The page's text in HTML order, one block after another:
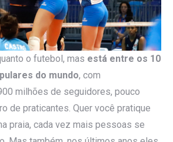
o futebol, mas está entre os 10
do mundo, com
milhões de seguidores, pouco
de praticantes. Quer você pratique
praia, cada vez mais pessoas se